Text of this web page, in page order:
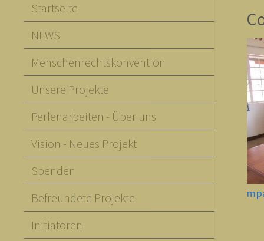
Startseite
NEWS
Menschenrechtskonvention
Unsere Projekte
Perlenarbeiten - Über uns
Vision - Neues Projekt
Spenden
Befreundete Projekte
Initiatoren